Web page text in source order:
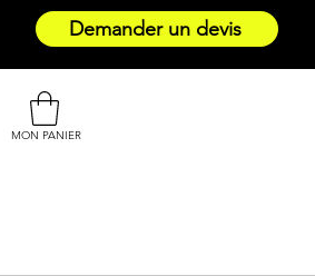
Demander un devis
MON PANIER